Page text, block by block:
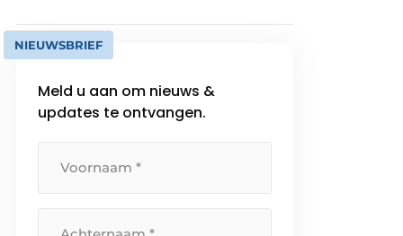
NIEUWSBRIEF
Meld u aan om nieuws &
updates te ontvangen.